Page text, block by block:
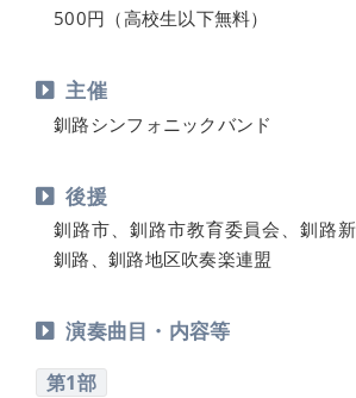
500円（高校生以下無料）
主催
釧路シンフォニックバンド
後援
釧路市、釧路市教育委員会、釧路
釧路、釧路地区吹奏楽連盟
演奏曲目・内容等
第1部